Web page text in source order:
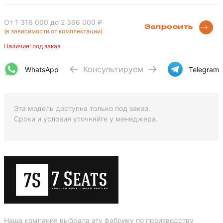
От 1 316 000 до 2 366 000 ₽
(в зависимости от комплектации)
Наличие: под заказ
Запросить
WhatsApp Консультируем Telegram
Эта модель доступна только под заказ.
Сроки и условия уточняйте у менеджера.
Наша компания выбрала эту фабрику по производству